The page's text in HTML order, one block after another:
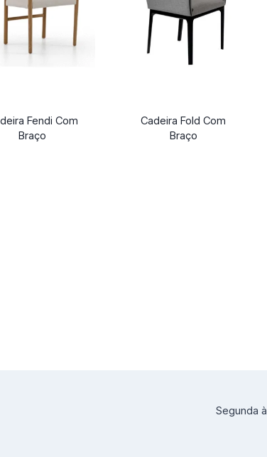
Fendi Com
Braço
Cadeira Fold Com
Braço
Segunda